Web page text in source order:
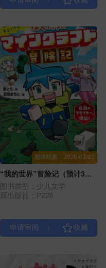
繁体结案：2026-01-23
“我的世界”冒险记（预计3
册）
图书类型：少儿文学
原出版社：P228